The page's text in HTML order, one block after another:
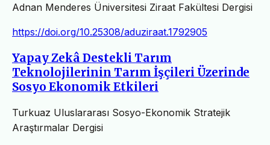
Adnan Menderes Üniversitesi Ziraat Fakültesi Dergisi
https://doi.org/10.25308/aduziraat.1792905
Yapay Zekâ Destekli Tarım
Teknolojilerinin Tarım İşçileri Üzerinde
Sosyo Ekonomik Etkileri
Turkuaz Uluslararası Sosyo-Ekonomik Stratejik
Araştırmalar Dergisi